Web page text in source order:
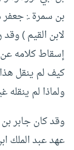
بن سمرة ـ:
لابن القيم )
إسقاط كلامه عن
كيف لم ينقل
ولماذا لم ينقله
وقد كان جابر